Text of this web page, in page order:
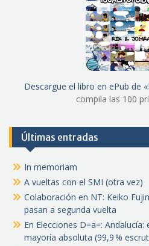
Descargue el libro en ePub de
compila las 100
Últimas entradas
In memoriam
A vueltas con el SMI (otra vez)
Colaboración en NT: Keiko
pasan a segunda vuelta
En Elecciones D=a=:
mayoría absoluta (99,9 %